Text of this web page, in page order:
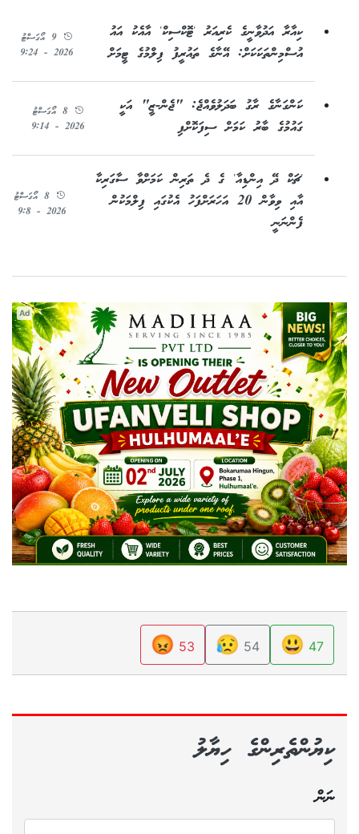
ކިއާރާ އަދުވާނީގެ ކެރިއަރު 'ޓޮކްސިކް' އާއެކު އައު
އުސްމިންތަކަކަށް: އޭނާގެ ތައުރީފު ފިލްމުގެ ޓީމަށް
9 އޯގަސްޓު
2026 - 9:24
ކަންގަނާގެ ރާގު ބަދަލުވެއްޖެ: "ޖެން-ޒީ" އަކީ
ގައުމުގެ ބާރު ކަމަށް ސިފަކޮށްފި
8 އޯގަސްޓު
2026 - 9:14
'ޗަކް ދޭ އިންޑިއާ' ގެ ދެ ތަރިން ކަމަށްވާ ސާގަރިކާ
އާއި ވިވާން 20 އަހަރަށްފަހު އެކުގައި ފިލްމަކުން
ފެންނަނީ
8 އޯގަސްޓު
2026 - 9:8
Ad
47
😃
54
😥
53
😡
ކިޔުންތެރިންގެ ހިޔާލު
ނަން